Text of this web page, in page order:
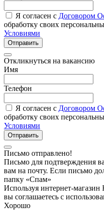
Я согласен с Договором
обработку своих
Условиями
Отправить
Откликнуться на вакансию
Имя
Телефон
Я согласен с Договором
обработку своих
Условиями
Отправить
Письмо отправлено!
Письмо для подтверждения
вам на почту. Если письмо
папку «Спам»
Используя интернет-магазин
вы соглашаетесь с
Хорошо